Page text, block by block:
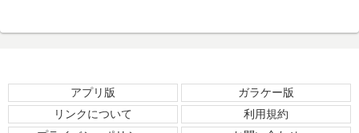
アプリ版
ガラケー版
リンクについて
利用規約